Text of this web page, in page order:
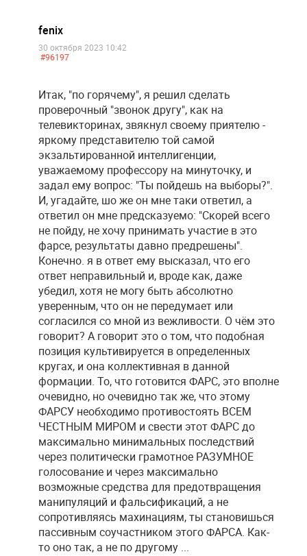
fenix
30 октября 2023 10:42
#96197
Итак, "по горячему", я решил сделать
проверочный "звонок другу", как на
телевикторинах, звякнул своему приятелю -
яркому представителю той самой
экзальтированной интеллигенции,
уважаемому профессору на минуточку, и
задал ему вопрос: "Ты пойдешь на выборы?".
И, угадайте, шо же он мне таки ответил, а
ответил он мне предсказуемо: "Скорей всего
не пойду, не хочу принимать участие в это
фарсе, результаты давно предрешены".
Конечно. я в ответ ему высказал, что его
ответ неправильный и, вроде как, даже
убедил, хотя не могу быть абсолютно
уверенным, что он не передумает или
согласился со мной из вежливости. О чём это
говорит? А говорит это о том, что подобная
позиция культивируется в определенных
кругах, и она коллективная в данной
формации. То, что готовится ФАРС, это вполне
очевидно, но очевидно так же, что этому
ФАРСУ необходимо противостоять ВСЕМ
ЧЕСТНЫМ МИРОМ и свести этот ФАРС до
максимально минимальных последствий
через политически грамотное РАЗУМНОЕ
голосование и через максимально
возможные средства для предотвращения
манипуляций и фальсификаций, а не
сопротивляясь махинациям, ты становишься
пассивным соучастником этого ФАРСА. Как-
то оно так, а не по другому ...